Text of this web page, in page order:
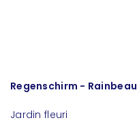
Regenschirm - Rainbeau
Jardin fleuri